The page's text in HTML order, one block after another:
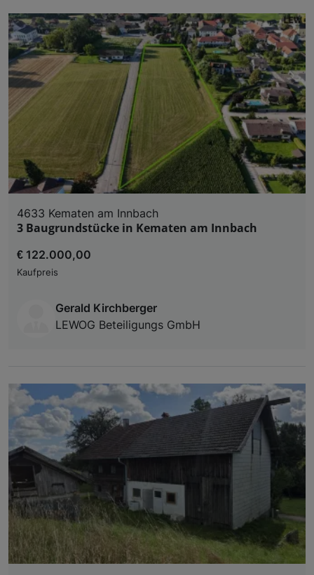
4633 Kematen am Innbach
3 Baugrundstücke in Kematen am Innbach
€ 122.000,00
Kaufpreis
Gerald Kirchberger
LEWOG Beteiligungs GmbH